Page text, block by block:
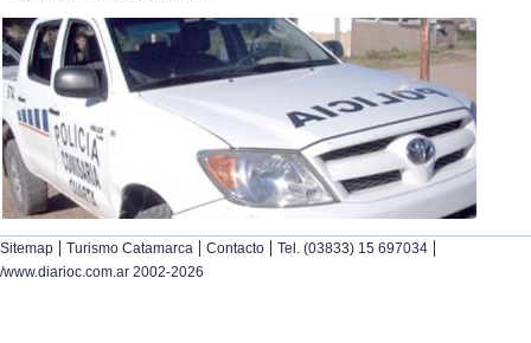
Sitemap | Turismo Catamarca | Contacto | Tel. (03833) 15 697034 |
/www.diarioc.com.ar 2002-2026